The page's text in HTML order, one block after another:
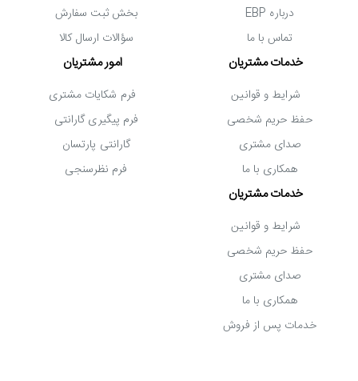
درباره EBP
تماس با ما
بخش ثبت سفارش
سؤالات ارسال کالا
خدمات مشتریان
شرایط و قوانین
حفظ حریم شخصی
صدای مشتری
همکاری با ما
امور مشتریان
فرم شکایات مشتری
فرم پیگیری گارانتی
گارانتی پارتسان
فرم نظرسنجی
خدمات مشتریان
شرایط و قوانین
حفظ حریم شخصی
صدای مشتری
همکاری با ما
خدمات پس از فروش